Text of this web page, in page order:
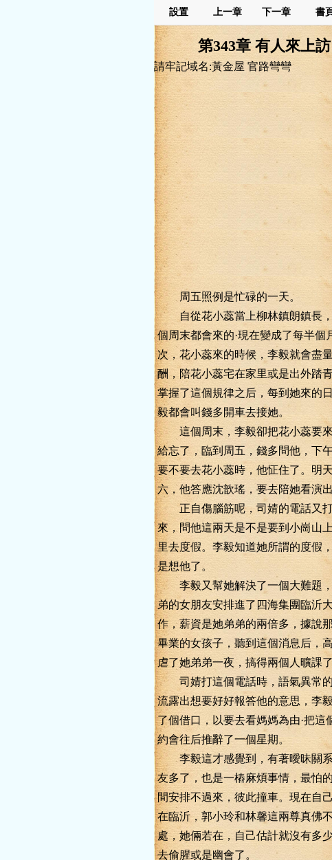
設置 上一章 下一章 書
第343章 有人來上訪
請牢記域名:黃金屋 官路彎彎
周五照例是忙碌的一天。
自從花小蕊當上柳林鎮朗鎮長
個周末都會來的·現在變成了每半個
次，花小蕊來的時候，李毅就會盡
酬，陪花小蕊宅在家里或是出外踏青
掌握了這個規律之后，每到她來的
毅都會叫錢多開車去接她。
這個周末，李毅卻把花小蕊要
給忘了，臨到周五，錢多問他，下
要不要去花小蕊時，他怔住了。明
六，他答應沈歆瑤，要去陪她看演出
正自傷腦筋呢，司婧的電話又
來，問他這兩天是不是要到小崗山
里去度假。李毅知道她所謂的度假
是想他了。
李毅又幫她解決了一個大難題，
弟的女朋友安排進了四海集團臨沂
作，薪資是她弟弟的兩倍多，據說
畢業的女孩子，聽到這個消息后，
虐了她弟弟一夜，搞得兩個人曠課了
司婧打這個電話時，語氣異常的
流露出想要好好報答他的意思，李
了個借口，以要去看媽媽為由·把這
約會往后推辭了一個星期。
李毅這才感覺到，有著曖昧關系
友多了，也是一樁麻煩事情，最怕
間安排不過來，彼此撞車。現在自
在臨沂，郭小玲和林馨這兩尊真佛
處，她倆若在，自己估計就沒有多
去偷腥或是幽會了。